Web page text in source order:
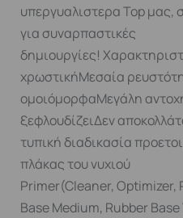
υπεργυαλιστερα Top μας,
για συναρπαστικές
δημιουργίες!
χρωστικήΜεσαία
ομοιόμορφαΜεγάλη
ξεφλουδίζειΔεν
τυπική διαδικασία
πλάκας του νυχιού
Primer(Cleaner,
Base Medium, Rubber